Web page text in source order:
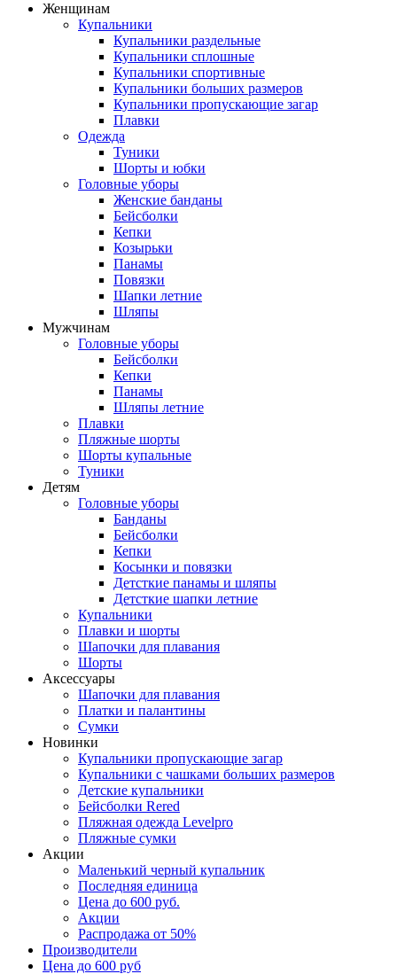
Женщинам
Купальники
Купальники раздельные
Купальники сплошные
Купальники спортивные
Купальники больших размеров
Купальники пропускающие загар
Плавки
Одежда
Туники
Шорты и юбки
Головные уборы
Женские банданы
Бейсболки
Кепки
Козырьки
Панамы
Повязки
Шапки летние
Шляпы
Мужчинам
Головные уборы
Бейсболки
Кепки
Панамы
Шляпы летние
Плавки
Пляжные шорты
Шорты купальные
Туники
Детям
Головные уборы
Банданы
Бейсболки
Кепки
Косынки и повязки
Детсткие панамы и шляпы
Детсткие шапки летние
Купальники
Плавки и шорты
Шапочки для плавания
Шорты
Аксессуары
Шапочки для плавания
Платки и палантины
Сумки
Новинки
Купальники пропускающие загар
Купальники с чашками больших размеров
Детские купальники
Бейсболки Rered
Пляжная одежда Levelpro
Пляжные сумки
Акции
Маленький черный купальник
Последняя единица
Цена до 600 руб.
Акции
Распродажа от 50%
Производители
Цена до 600 руб